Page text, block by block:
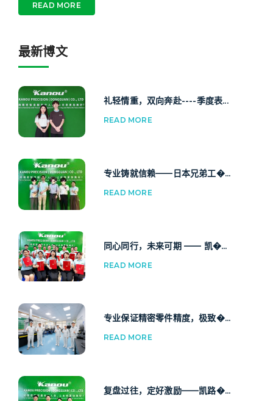
READ MORE
最新博文
礼轻情重，双向奔赴----季度表...
READ MORE
专业铸就信赖——日本兄弟工�...
READ MORE
同心同行，未来可期 —— 凯�...
READ MORE
专业保证精密零件精度，极致�...
READ MORE
复盘过往，定好激励——凯路�...